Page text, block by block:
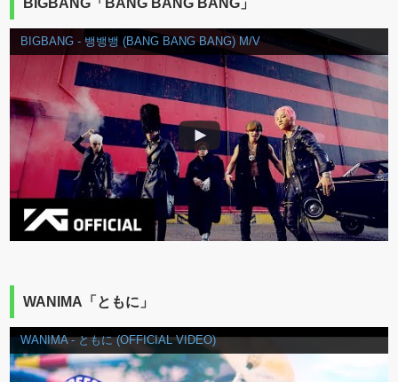
BIGBANG「BANG BANG BANG」
BIGBANG - 뱅뱅뱅 (BANG BANG BANG) M/V
WANIMA「ともに」
WANIMA - ともに (OFFICIAL VIDEO)